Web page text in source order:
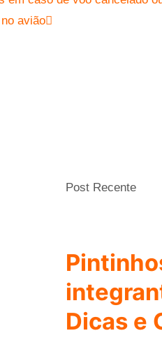
avião
Post Recente
Dicas e